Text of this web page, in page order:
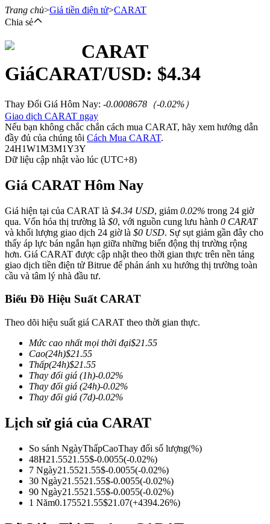
USDT Futures
COIN-M Futures
Futures sử dụng token làm tài sản thế chấp
TradFi
Trang chủ>Giá tiền điện tử>CARAT
Chia sẻ
CARAT
GiáCARAT/USD: $4.34
Thay Đổi Giá Hôm Nay: -0.0008678 （-0.02%）
Giao dịch CARAT ngay
Nếu bạn không chắc chắn cách mua CARAT, hãy xem hướng dẫn
đầy đủ của chúng tôi Cách Mua CARAT.
24H1W1M3M1Y3Y
Dữ liệu cập nhật vào lúc (UTC+8)
Giá CARAT Hôm Nay
Giá hiện tại của CARAT là $4.34 USD, giảm 0.02% trong 24 giờ
qua. Vốn hóa thị trường là $0, với nguồn cung lưu hành 0 CARAT
và khối lượng giao dịch 24 giờ là $0 USD. Sự sụt giảm gần đây cho
thấy áp lực bán ngắn hạn giữa những biến động thị trường rộng
hơn. Giá CARAT được cập nhật theo thời gian thực trên nền tảng
giao dịch tiền điện tử Bitrue để phản ánh xu hướng thị trường toàn
cầu và tâm lý nhà đầu tư.
Biểu Đồ Hiệu Suất CARAT
Theo dõi hiệu suất giá CARAT theo thời gian thực.
Mức cao nhất mọi thời đại$21.55
Cao(24h)$21.55
Thấp(24h)$21.55
Thay đổi giá (1h)-0.02%
Thay đổi giá (24h)-0.02%
Thay đổi giá (7d)-0.02%
Lịch sử giá của CARAT
So sánh NgàyThấpCaoThay đổi số lượng(%)
48H21.5521.55$-0.0055(-0.02%)
7 Ngày21.5521.55$-0.0055(-0.02%)
30 Ngày21.5521.55$-0.0055(-0.02%)
90 Ngày21.5521.55$-0.0055(-0.02%)
1 Năm0.175521.55$21.07(+4394.26%)